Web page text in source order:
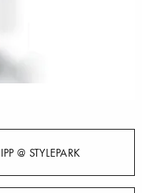
@ STYLEPARK